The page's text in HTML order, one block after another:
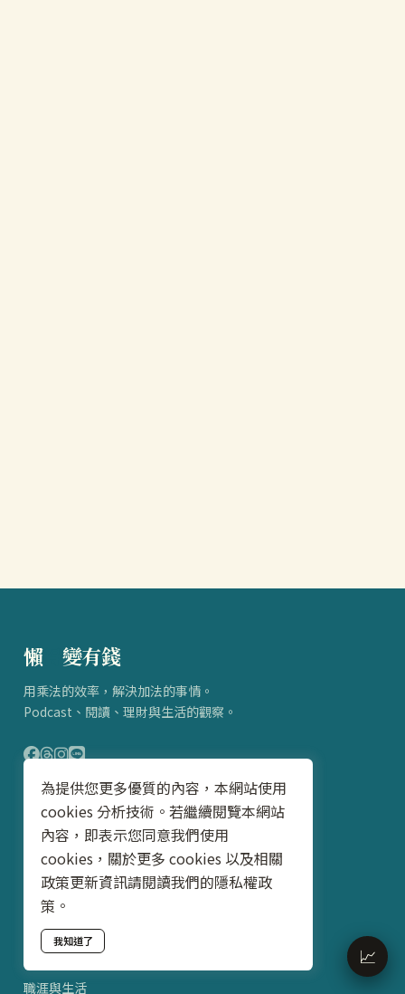
懶得 變有錢
用乘法的效率，解決加法的事情。
Podcast、閱讀、理財與生活的觀察。
分類
Podcast節目
閱讀心得
財務規劃與心態
財務工具與金融商品
職涯與生活
為提供您更多優質的內容，本網站使用
cookies 分析技術。若繼續閱覽本網站
內容，即表示您同意我們使用
cookies，關於更多 cookies 以及相關
政策更新資訊請閱讀我們的隱私權政
策。
我知道了
📈